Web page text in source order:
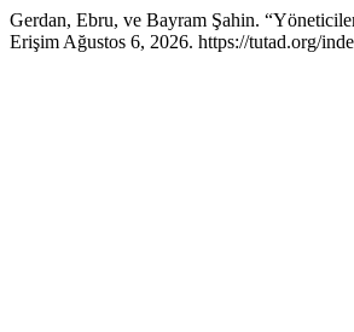
Gerdan, Ebru, ve Bayram Şahin.
Erişim Ağustos 6, 2026. https://tutad.org/